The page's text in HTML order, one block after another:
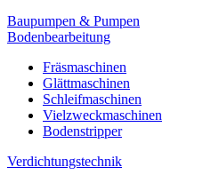
Baupumpen & Pumpen
Bodenbearbeitung
Fräsmaschinen
Glättmaschinen
Schleifmaschinen
Vielzweckmaschinen
Bodenstripper
Verdichtungstechnik